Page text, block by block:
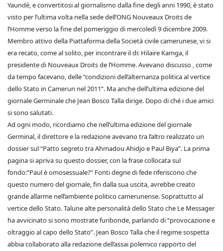
Yaundé, e convertitosi al giornalismo dalla fine degli anni 1990, è stato
visto per l’ultima volta nella sede dell’ONG Nouveaux Droits de
l’Homme verso la fine del pomeriggio di mercoledì 9 dicembre 2009.
Membro attivo della Piattaforma della Società civile camerunese, vi si
era recato, come al solito, per incontrare il dr. Hilaire Kamga, il
presidente di Nouveaux Droits de l’Homme. Avevano discusso , come
da tempo facevano, delle “condizioni dell’alternanza politica al vertice
dello Stato in Camerun nel 2011”. Ma anche dell’ultima edizione del
giornale Germinale che Jean Bosco Talla dirige. Dopo di ché i due amici
si sono salutati.
Ad ogni modo, ricordiamo che nell’ultima edizione del giornale
Germinal, il direttore e la redazione avevano tra l’altro realizzato un
dossier sul “Patto segreto tra Ahmadou Ahidjo e Paul Biya”. La prima
pagina si apriva su questo dossier, con la frase collocata sul
fondo:”Paul è omosessuale?” Fonti degne di fede riferiscono che
questo numero del giornale, fin dalla sua uscita, avrebbe creato
grande allarme nell’ambiente politico camerunense. Soprattutto al
vertice dello Stato. Talune alte personalità dello Stato che Le Messager
ha avvicinato si sono mostrate furibonde, parlando di “provocazione e
oltraggio al capo dello Stato”. Jean Bosco Talla che il regime sospetta
abbia collaborato alla redazione dell’assai polemico rapporto del